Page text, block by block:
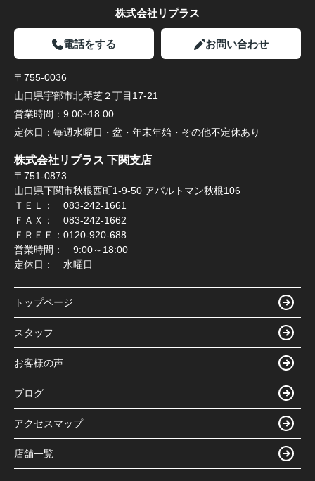
株式会社リプラス
電話をする お問い合わせ
〒755-0036
山口県宇部市北琴芝２丁目17-21
営業時間： 9:00~18:00
定休日： 毎週水曜日・盆・年末年始・その他不定休あり
株式会社リプラス 下関支店
〒751-0873
山口県下関市秋根西町1-9-50 アパルトマン秋根106
ＴＥＬ： 083-242-1661
ＦＡＸ： 083-242-1662
ＦＲＥＥ：0120-920-688
営業時間： 9:00～18:00
定休日： 水曜日
トップページ
スタッフ
お客様の声
ブログ
アクセスマップ
店舗一覧